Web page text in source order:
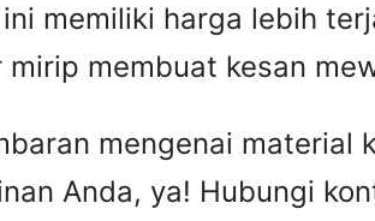
memiliki harga lebih
membuat kesan
mengenai
Anda, ya! Hubungi